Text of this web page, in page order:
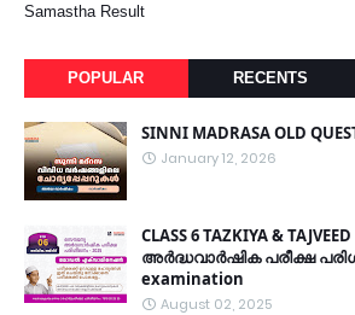
Samastha Result
POPULAR RECENTS
SINNI MADRASA OLD
January 12, 2026
CLASS 6 TAZKIYA &
അർദ്ധവാർഷിക പരീക്ഷ
examination
August 02, 2025